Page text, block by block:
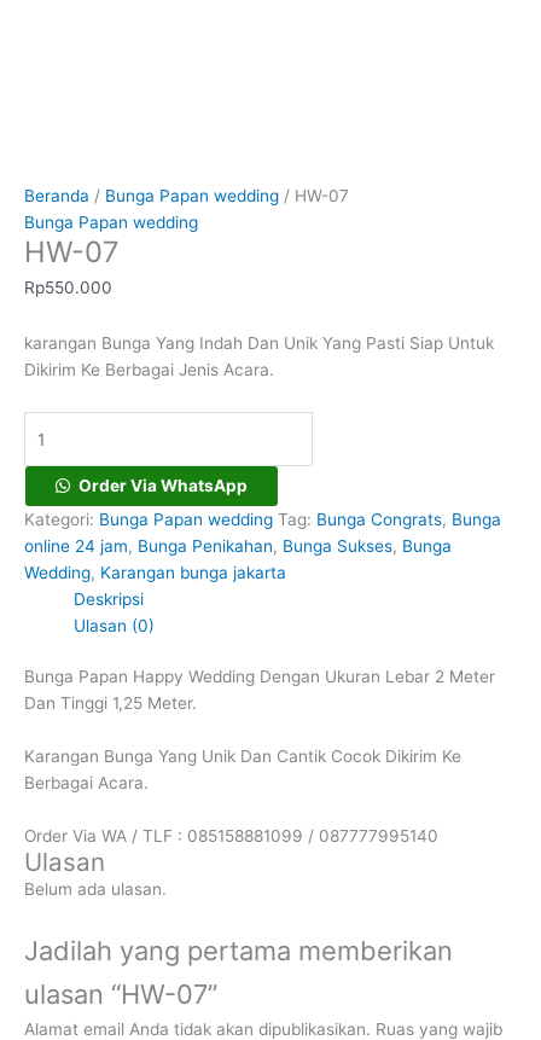
Beranda / Bunga Papan wedding / HW-07
Bunga Papan wedding
HW-07
Rp550.000
karangan Bunga Yang Indah Dan Unik Yang Pasti Siap Untuk
Dikirim Ke Berbagai Jenis Acara.
Order Via WhatsApp
Kategori: Bunga Papan wedding Tag: Bunga Congrats, Bunga
online 24 jam, Bunga Penikahan, Bunga Sukses, Bunga
Wedding, Karangan bunga jakarta
Deskripsi
Ulasan (0)
Bunga Papan Happy Wedding Dengan Ukuran Lebar 2 Meter
Dan Tinggi 1,25 Meter.
Karangan Bunga Yang Unik Dan Cantik Cocok Dikirim Ke
Berbagai Acara.
Order Via WA / TLF : 085158881099 / 087777995140
Ulasan
Belum ada ulasan.
Jadilah yang pertama memberikan
ulasan “HW-07”
Alamat email Anda tidak akan dipublikasikan. Ruas yang wajib